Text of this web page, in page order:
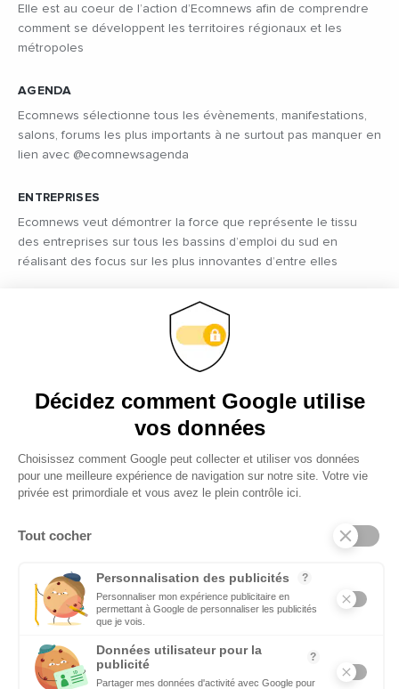
Elle est au coeur de l’action d’Ecomnews afin de comprendre
comment se développent les territoires régionaux et les
métropoles
AGENDA
Ecomnews sélectionne tous les évènements, manifestations,
salons, forums les plus importants à ne surtout pas manquer en
lien avec @ecomnewsagenda
ENTREPRISES
Ecomnews veut démontrer la force que représente le tissu
des entreprises sur tous les bassins d’emploi du sud en
réalisant des focus sur les plus innovantes d’entre elles
Retrouvez tous les reportages et interviews de terrain réalisés
par nos journalistes professionnels sur les acteurs régionaux
EMPLOI
C’est une priorité pour Ecomnews d’aider les personnes qui
recherchent un emploi ou une formation. Retrouvez aussi les
offres d’emploi des entreprises
Quels sont les décideurs qui font l’actualité économique et